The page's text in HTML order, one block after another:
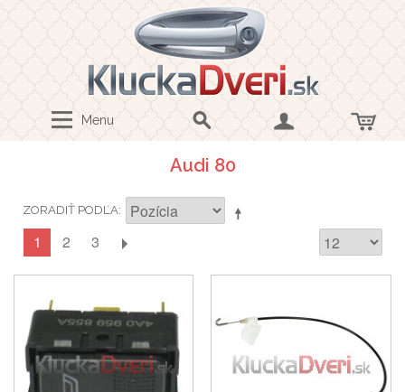
Menu
Audi 80
ZORADIŤ PODĽA
1 2 3